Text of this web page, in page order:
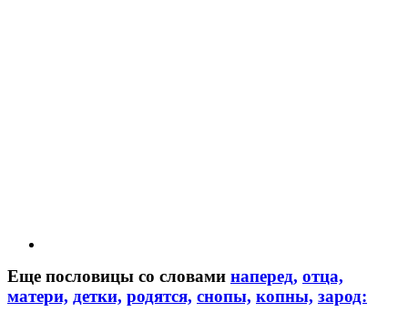
Еще пословицы со словами наперед, отца,
матери, детки, родятся, снопы, копны, зарод: